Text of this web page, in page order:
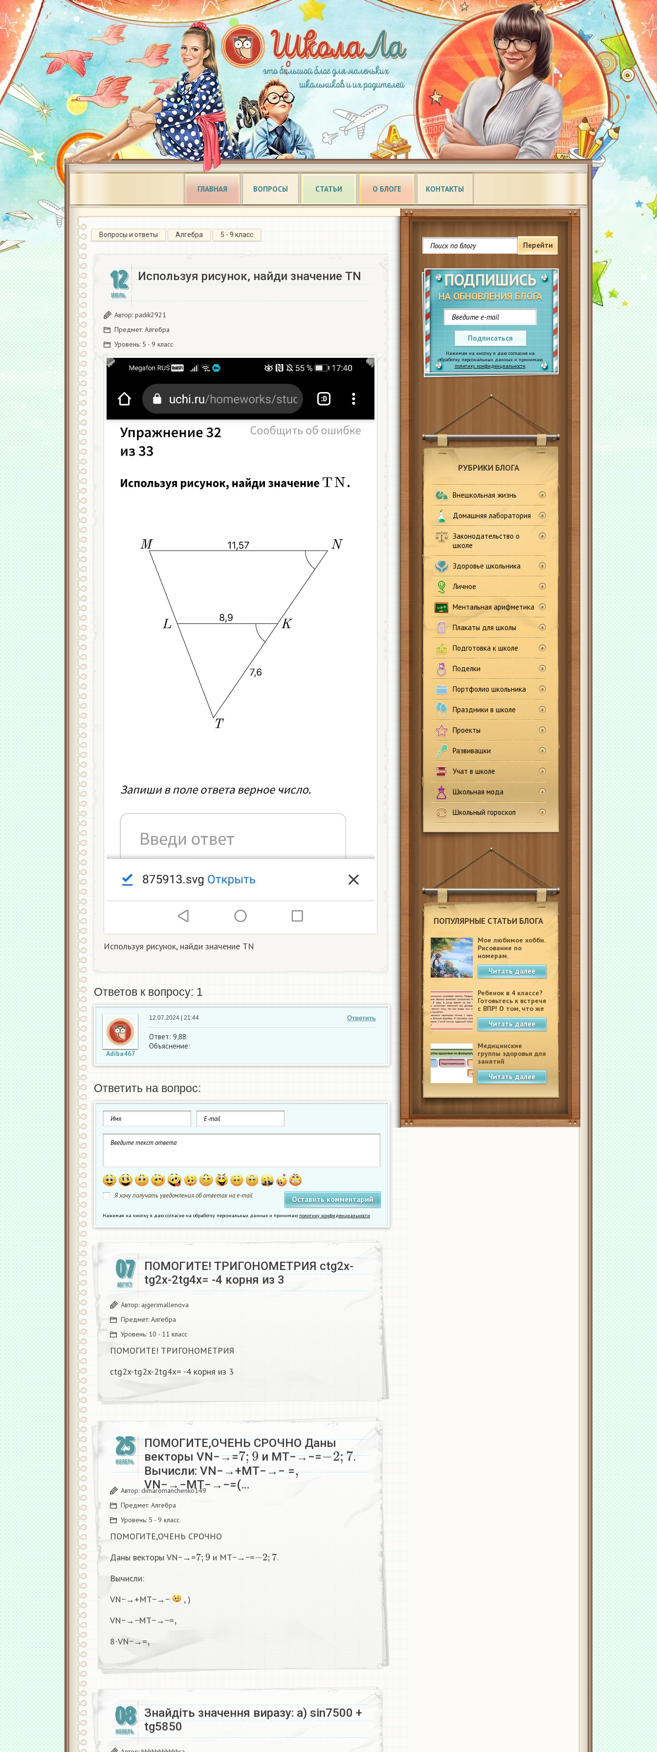
ГЛАВНАЯ ВОПРОСЫ СТАТЬИ О БЛОГЕ КОНТАКТЫ
Перейти
ПОДПИШИСЬ
НА ОБНОВЛЕНИЯ БЛОГА
Подписаться
Нажимая на кнопку я даю согласие на
обработку персональных данных и принимаю
политику конфиденциальности.
РУБРИКИ БЛОГА
Внешкольная жизнь
Домашняя лаборатория
Законодательство о
школе
Здоровье школьника
Личное
Ментальная арифметика
Плакаты для школы
Подготовка к школе
Поделки
Портфолио школьника
Праздники в школе
Проекты
Развивашки
Учат в школе
Школьная мода
Школьный гороскоп
ПОПУЛЯРНЫЕ СТАТЬИ БЛОГА
Мое любимое хобби.
Рисование по
номерам.
Читать далее
Ребенок в 4 классе?
Готовьтесь к встрече
с ВПР! О том, что же
это такое.
Читать далее
Медицинские
группы здоровья для
занятий
физкультурой в
школеЧитать далее
Вопросы и ответы Алгебра 5 - 9 класс
12
ИЮЛЬ
Используя рисунок, найди значение TN
Автор: padik2921
Предмет: Алгебра
Уровень: 5 - 9 класс
Используя рисунок, найди значение TN
Ответов к вопросу: 1
Adiba467
Ответить
12.07.2024 | 21:44
Ответ: 9,88.
Объяснение:
Ответить на вопрос:
Я хочу получать уведомления об ответах на e-mail
Нажимая на кнопку я даю согласие на обработку персональных данных и принимаю политику конфиденциальности.
07
АВГУСТ
ПОМОГИТЕ! ТРИГОНОМЕТРИЯ ctg2x-
tg2x-2tg4x= -4 корня из 3
Автор: ajgerimallenova
Предмет: Алгебра
Уровень: 10 - 11 класс
ПОМОГИТЕ! ТРИГОНОМЕТРИЯ
ctg2x-tg2x-2tg4x= -4 корня из 3
25
НОЯБРЬ
ПОМОГИТЕ,ОЧЕНЬ СРОЧНО Даны
векторы VN−→=
7;9
и MT−→−=
−2; 7
.
Вычисли: VN−→+MT−→− =
,
VN−→−MT−→−=(…
Автор: dimaromanchenko149
Предмет: Алгебра
Уровень: 5 - 9 класс
ПОМОГИТЕ,ОЧЕНЬ СРОЧНО
Даны векторы VN−→=
7 9
и MT−→−=
2; 7
.
Вычисли:
VN−→+MT−→−
, )
VN−→−MT−→−=
8⋅VN−→=
08
НОЯБРЬ
Знайдіть значення виразу: а) sin7500 +
tg5850